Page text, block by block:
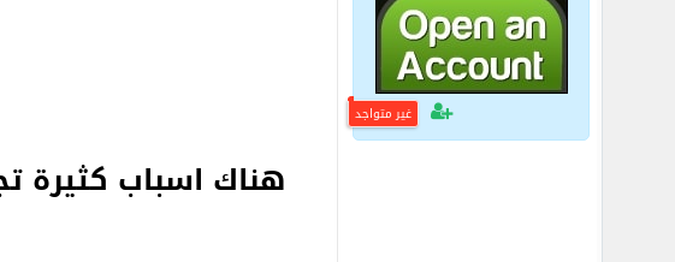
غير متواجد
هناك اسباب كثيرة